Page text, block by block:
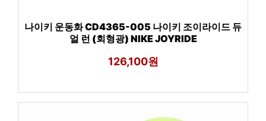
나이키 운동화 CD4365-005 나이키 조이라이드 듀
얼 런 (회형광) NIKE JOYRIDE
126,100원